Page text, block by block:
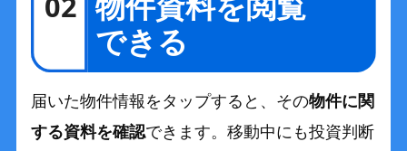
届いた物件情報をタップすると、その物件に関
する資料を確認できます。移動中にも投資判断